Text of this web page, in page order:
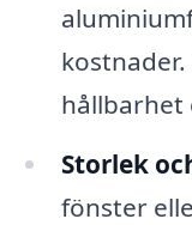
hållbarhet
Storlek
fönster